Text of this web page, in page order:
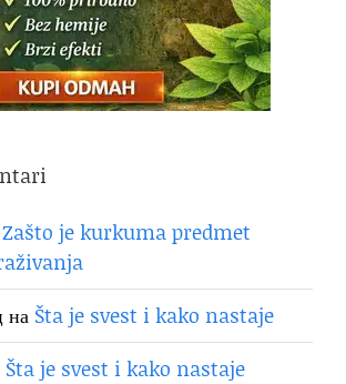
Zašto je kurkuma predmet
на Šta je svest i kako nastaje
Šta je svest i kako nastaje